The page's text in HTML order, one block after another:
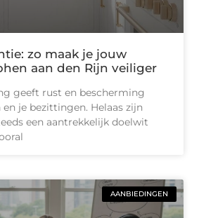
zo maak je jouw
aan den Rijn veiliger
geeft rust en bescherming
je bezittingen. Helaas zijn
een aantrekkelijk doelwit
AANBIEDINGEN